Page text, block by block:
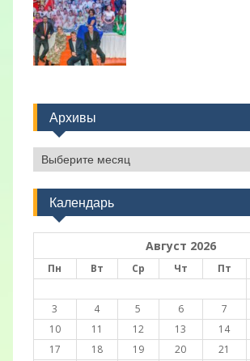
Архивы
Архивы
Календарь
Август 2026
Пн Вт Ср Чт Пт
3
4 5 6 7
10
11 12 13 14
17
18 19 20 21